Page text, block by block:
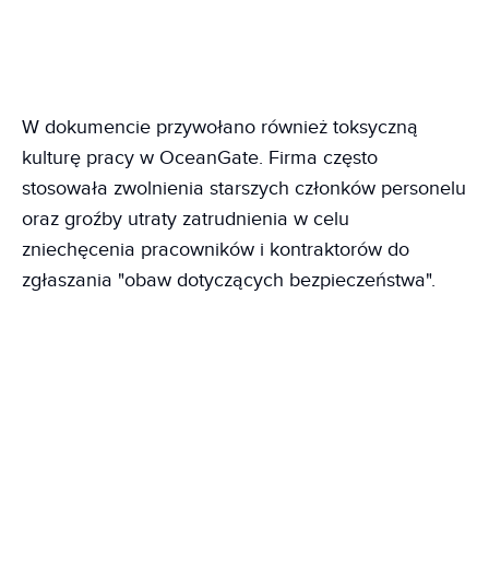
W dokumencie przywołano również toksyczną
kulturę pracy w OceanGate. Firma często
stosowała zwolnienia starszych członków personelu
oraz groźby utraty zatrudnienia w celu
zniechęcenia pracowników i kontraktorów do
zgłaszania "obaw dotyczących bezpieczeństwa".